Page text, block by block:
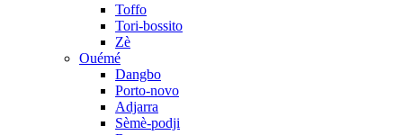
Toffo
Tori-bossito
Zè
Ouémé
Dangbo
Porto-novo
Adjarra
Sèmè-podji